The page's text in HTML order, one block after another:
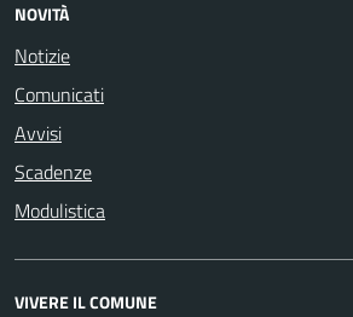
NOVITÀ
Notizie
Comunicati
Avvisi
Scadenze
Modulistica
VIVERE IL COMUNE